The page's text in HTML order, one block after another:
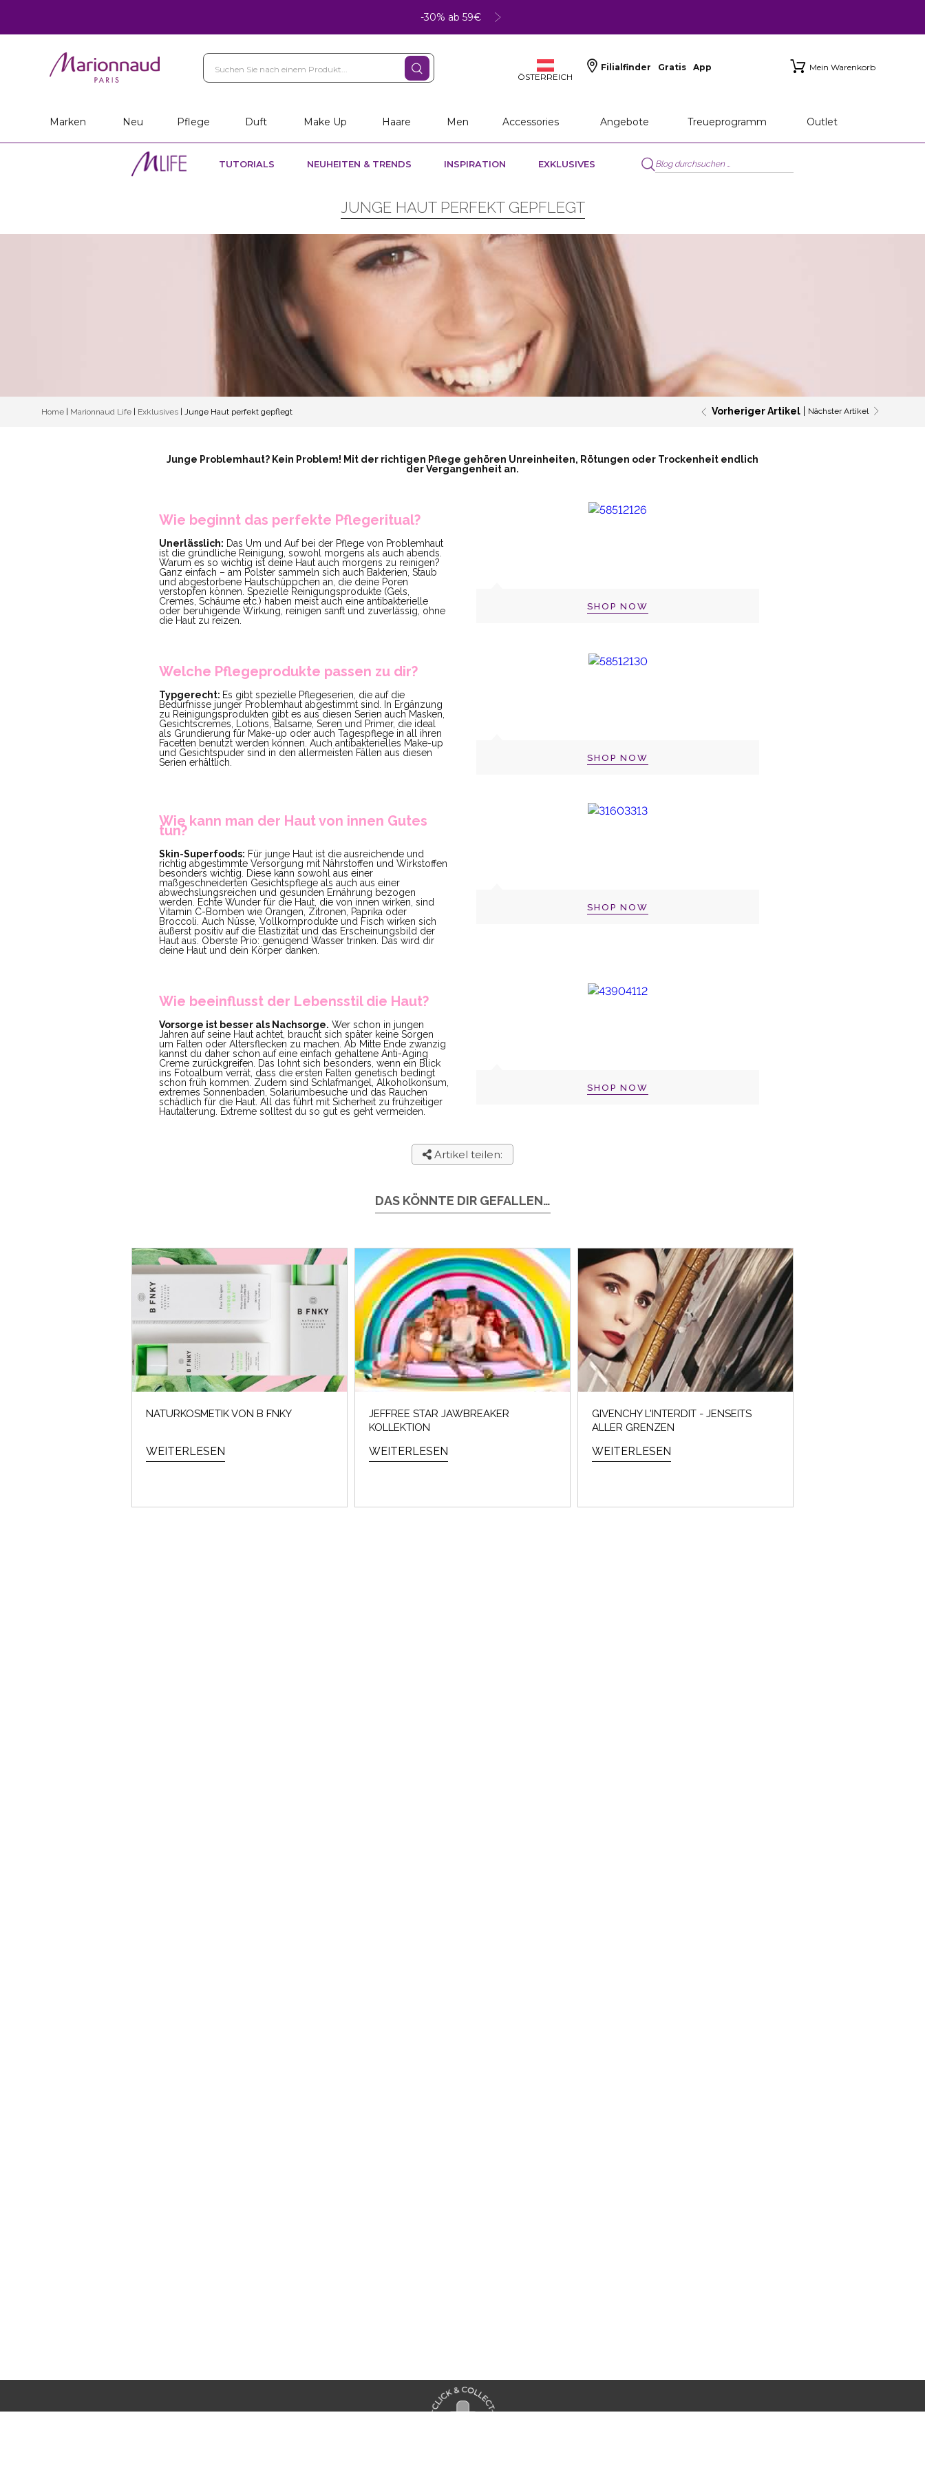
-30% ab 59€
ÖSTERREICH
Filialfinder Gratis App Mein Warenkorb
Marken Neu Pflege Duft Make Up Haare Men Accessories Angebote Treueprogramm Outlet
TUTORIALS NEUHEITEN & TRENDS INSPIRATION EXKLUSIVES
JUNGE HAUT PERFEKT GEPFLEGT
Home | Marionnaud Life | Exklusives | Junge Haut perfekt gepflegt Vorheriger Artikel Nächster Artikel
Junge Problemhaut? Kein Problem! Mit der richtigen Pflege gehören Unreinheiten, Rötungen oder Trockenheit endlich
der Vergangenheit an.
Wie beginnt das perfekte Pflegeritual?
Unerlässlich: Das Um und Auf bei der Pflege von Problemhaut
ist die gründliche Reinigung, sowohl morgens als auch abends.
Warum es so wichtig ist deine Haut auch morgens zu reinigen?
Ganz einfach – am Polster sammeln sich auch Bakterien, Staub
und abgestorbene Hautschüppchen an, die deine Poren
verstopfen können. Spezielle Reinigungsprodukte (Gels,
Cremes, Schäume etc.) haben meist auch eine antibakterielle
oder beruhigende Wirkung, reinigen sanft und zuverlässig, ohne
die Haut zu reizen.
SHOP NOW
Welche Pflegeprodukte passen zu dir?
Typgerecht: Es gibt spezielle Pflegeserien, die auf die
Bedürfnisse junger Problemhaut abgestimmt sind. In Ergänzung
zu Reinigungsprodukten gibt es aus diesen Serien auch Masken,
Gesichtscremes, Lotions, Balsame, Seren und Primer, die ideal
als Grundierung für Make-up oder auch Tagespflege in all ihren
Facetten benutzt werden können. Auch antibakterielles Make-up
und Gesichtspuder sind in den allermeisten Fällen aus diesen
Serien erhältlich.
SHOP NOW
Wie kann man der Haut von innen Gutes
tun?
Skin-Superfoods: Für junge Haut ist die ausreichende und
richtig abgestimmte Versorgung mit Nährstoffen und Wirkstoffen
besonders wichtig. Diese kann sowohl aus einer
maßgeschneiderten Gesichtspflege als auch aus einer
abwechslungsreichen und gesunden Ernährung bezogen
werden. Echte Wunder für die Haut, die von innen wirken, sind
Vitamin C-Bomben wie Orangen, Zitronen, Paprika oder
Broccoli. Auch Nüsse, Vollkornprodukte und Fisch wirken sich
äußerst positiv auf die Elastizität und das Erscheinungsbild der
Haut aus. Oberste Prio: genügend Wasser trinken. Das wird dir
deine Haut und dein Körper danken.
SHOP NOW
Wie beeinflusst der Lebensstil die Haut?
Vorsorge ist besser als Nachsorge. Wer schon in jungen
Jahren auf seine Haut achtet, braucht sich später keine Sorgen
um Falten oder Altersflecken zu machen. Ab Mitte Ende zwanzig
kannst du daher schon auf eine einfach gehaltene Anti-Aging
Creme zurückgreifen. Das lohnt sich besonders, wenn ein Blick
ins Fotoalbum verrät, dass die ersten Falten genetisch bedingt
schon früh kommen. Zudem sind Schlafmangel, Alkoholkonsum,
extremes Sonnenbaden, Solariumbesuche und das Rauchen
schädlich für die Haut. All das führt mit Sicherheit zu frühzeitiger
Hautalterung. Extreme solltest du so gut es geht vermeiden.
SHOP NOW
Artikel teilen:
DAS KÖNNTE DIR GEFALLEN…
NATURKOSMETIK VON B FNKY
WEITERLESEN
JEFFREE STAR JAWBREAKER
KOLLEKTION
WEITERLESEN
GIVENCHY L'INTERDIT - JENSEITS
ALLER GRENZEN
WEITERLESEN